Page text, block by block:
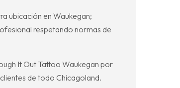
ubicación en Waukegan;
respetando normas de
It Out Tattoo Waukegan por
de todo Chicagoland.